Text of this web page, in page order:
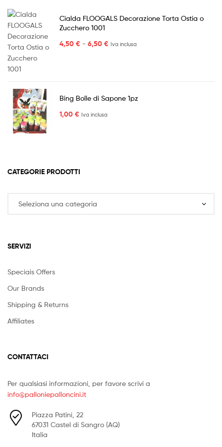
Cialda FLOOGALS Decorazione Torta Ostia o
Zucchero 1001
4,50 € - 6,50 € Fascia
a
Iva inclusa
Bing Bolle di Sapone 1pz
1,00 € Iva inclusa
CATEGORIE PRODOTTI
SERVIZI
Speciais Offers
Our Brands
Shipping & Returns
Affiliates
CONTATTACI
Per qualsiasi informazioni, per favore scrivi a
info@palloniepalloncini.it
Piazza Patini, 22
67031 Castel di Sangro (AQ)
Italia